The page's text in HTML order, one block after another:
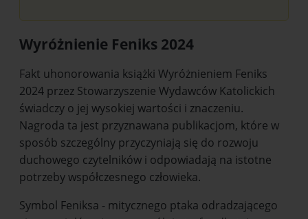
Wyróżnienie Feniks 2024
Fakt uhonorowania książki Wyróżnieniem Feniks
2024 przez Stowarzyszenie Wydawców Katolickich
świadczy o jej wysokiej wartości i znaczeniu.
Nagroda ta jest przyznawana publikacjom, które w
sposób szczególny przyczyniają się do rozwoju
duchowego czytelników i odpowiadają na istotne
potrzeby współczesnego człowieka.
Symbol Feniksa - mitycznego ptaka odradzającego